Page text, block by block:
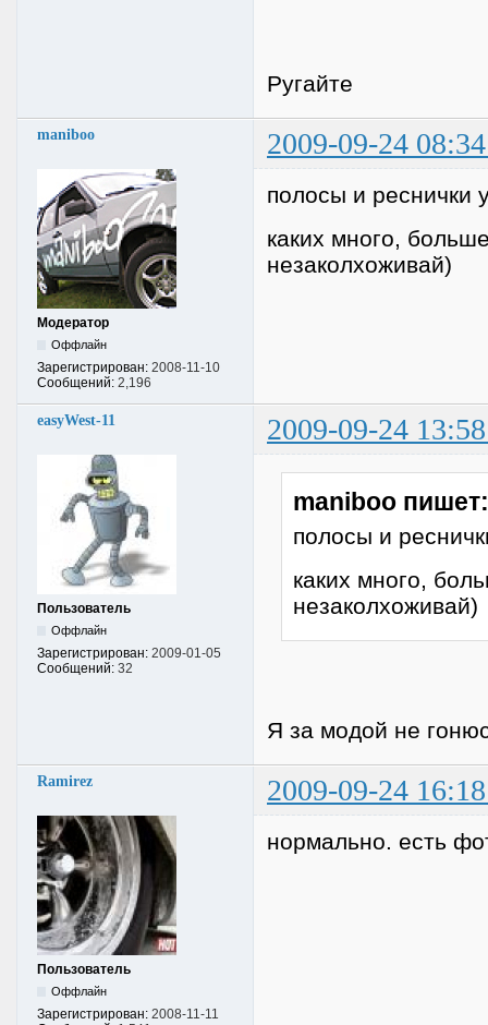
Ругайте
maniboo 2009-09-24
Модератор
Оффлайн
Зарегистрирован: 2008-11-10
Сообщений: 2,196
полосы и
каких много,
незаколхоживай)
easyWest-11 2009-09-24
Пользователь
Оффлайн
Зарегистрирован: 2009-01-05
Сообщений: 32
maniboo пишет:
полосы и
каких много,
незаколхоживай)
Я за модой не
Ramirez 2009-09-24
Пользователь
Оффлайн
Зарегистрирован: 2008-11-11
нормально. есть